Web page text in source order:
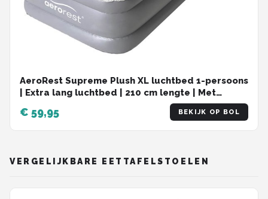
AeroRest Supreme Plush XL luchtbed 1-persoons
| Extra lang luchtbed | 210 cm lengte | Met
€ 59,95 BEKIJK OP BOL
VERGELIJKBARE EETTAFELSTOELEN